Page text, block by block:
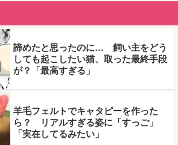
諦めたと思ったのに… 飼い主をどう
しても起こしたい猫、取った最終手段
が？「最高すぎる」
羊毛フェルトでキャタピーを作った
ら？ リアルすぎる姿に「すっご」
「実在してるみたい」